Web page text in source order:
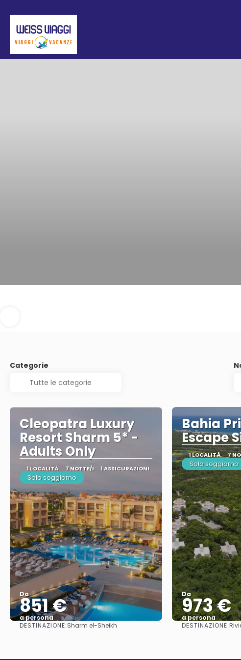
Categorie
Cleopatra Luxury
Resort Sharm 5* -
Adults Only
1 LOCALITÀ 7 NOTTE/I 1 ASSICURAZIONI
Solo soggiorno
Da
851 €
a persona
Vedere
DESTINAZIONE:Sharm el-Sheikh
Bahia
Escape
1 LOCALITÀ 7
Solo soggiorno
Da
973 €
a persona
DESTINAZIONE: